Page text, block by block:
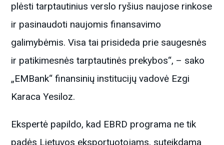
plėsti tarptautinius verslo ryšius naujose rinkose
ir pasinaudoti naujomis finansavimo
galimybėmis. Visa tai prisideda prie saugesnės
ir patikimesnės tarptautinės prekybos“, – sako
„EMBank“ finansinių institucijų vadovė Ezgi
Karaca Yesiloz.
Ekspertė papildo, kad EBRD programa ne tik
padės Lietuvos eksportuotojams, suteikdama